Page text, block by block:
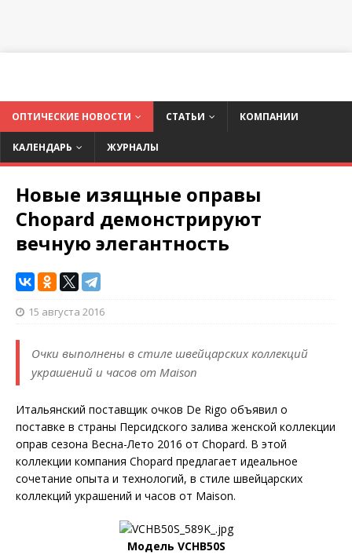
ОПТИЧЕСКИЕ НОВОСТИ СТАТЬИ КОМПАНИИ
КАЛЕНДАРЬ ЖУРНАЛЫ
Новые изящные оправы
Chopard демонстрируют
вечную элегантность
15 августа 2016
Очки выполнены в стиле швейцарских коллекций
украшений и часов от Maison
Итальянский поставщик очков De Rigo объявил о
поставке в страны Персидского залива женской коллекции
оправ сезона Весна-Лето 2016 от Chopard. В этой
коллекции компания Chopard предлагает идеальное
сочетание опыта и технологий, в стиле швейцарских
коллекций украшений и часов от Maison.
Модель VCHB50S